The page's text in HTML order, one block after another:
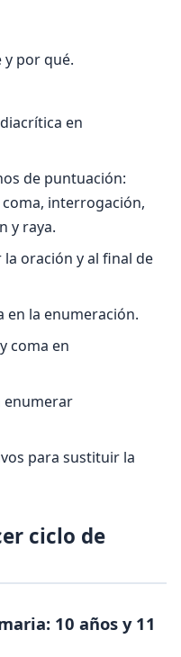
y por qué.
en
de puntuación:
interrogación,
y raya.
oración y al final de
en la enumeración.
coma en
enumerar
para sustituir la
ciclo de
10 años y 11